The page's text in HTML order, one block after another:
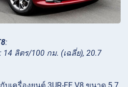
:
14 ลิตร/100 กม. (เฉลี่ย), 20.7